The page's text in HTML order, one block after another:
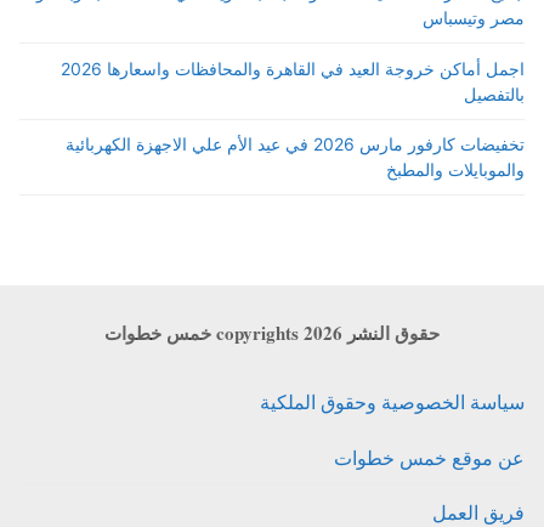
مصر وتيسباس
اجمل أماكن خروجة العيد في القاهرة والمحافظات واسعارها 2026
بالتفصيل
تخفيضات كارفور مارس 2026 في عيد الأم علي الاجهزة الكهربائية
والموبايلات والمطبخ
حقوق النشر copyrights 2026 خمس خطوات
سياسة الخصوصية وحقوق الملكية
عن موقع خمس خطوات
فريق العمل